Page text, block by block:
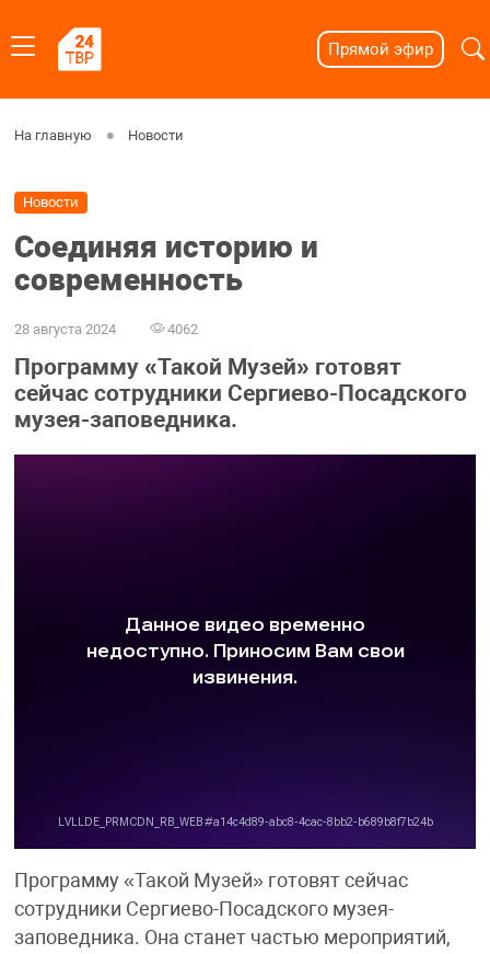
Прямой эфир
На главную Новости
Новости
Соединяя историю и
современность
28 августа 2024 4062
Программу «Такой Музей» готовят
сейчас сотрудники Сергиево-Посадского
музея-заповедника.
Программу «Такой Музей» готовят сейчас
сотрудники Сергиево-Посадского музея-
заповедника. Она станет частью мероприятий,